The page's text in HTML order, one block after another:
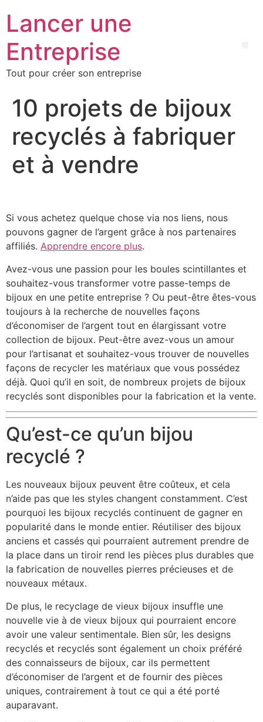
Lancer une
Entreprise
Tout pour créer son entreprise
10 projets de bijoux
recyclés à fabriquer
et à vendre
Si vous achetez quelque chose via nos liens, nous
pouvons gagner de l’argent grâce à nos partenaires
affiliés. Apprendre encore plus.
Avez-vous une passion pour les boules scintillantes et
souhaitez-vous transformer votre passe-temps de
bijoux en une petite entreprise ? Ou peut-être êtes-vous
toujours à la recherche de nouvelles façons
d’économiser de l’argent tout en élargissant votre
collection de bijoux. Peut-être avez-vous un amour
pour l’artisanat et souhaitez-vous trouver de nouvelles
façons de recycler les matériaux que vous possédez
déjà. Quoi qu’il en soit, de nombreux projets de bijoux
recyclés sont disponibles pour la fabrication et la vente.
Qu’est-ce qu’un bijou
recyclé ?
Les nouveaux bijoux peuvent être coûteux, et cela
n’aide pas que les styles changent constamment. C’est
pourquoi les bijoux recyclés continuent de gagner en
popularité dans le monde entier. Réutiliser des bijoux
anciens et cassés qui pourraient autrement prendre de
la place dans un tiroir rend les pièces plus durables que
la fabrication de nouvelles pierres précieuses et de
nouveaux métaux.
De plus, le recyclage de vieux bijoux insuffle une
nouvelle vie à de vieux bijoux qui pourraient encore
avoir une valeur sentimentale. Bien sûr, les designs
recyclés et recyclés sont également un choix préféré
des connaisseurs de bijoux, car ils permettent
d’économiser de l’argent et de fournir des pièces
uniques, contrairement à tout ce qui a été porté
auparavant.